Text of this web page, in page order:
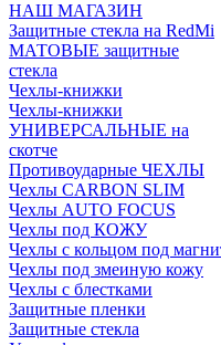
НАШ МАГАЗИН
Защитные стекла на RedMi
МАТОВЫЕ защитные
стекла
Чехлы-книжки
Чехлы-книжки
УНИВЕРСАЛЬНЫЕ на
скотче
Противоударные ЧЕХЛЫ
Чехлы CARBON SLIM
Чехлы AUTO FOCUS
Чехлы под КОЖУ
Чехлы с кольцом под
Чехлы под змеиную кожу
Чехлы с блестками
Защитные пленки
Защитные стекла